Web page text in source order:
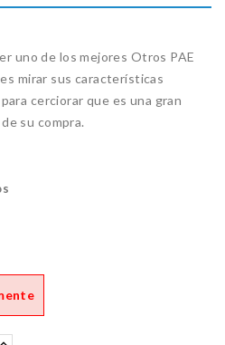
uno de los mejores Otros PAE
mirar sus características
cerciorar que es una gran
su compra.